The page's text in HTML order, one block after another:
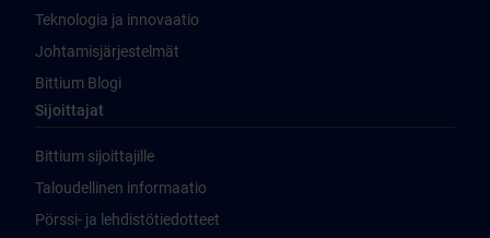
Teknologia ja innovaatio
Johtamisjärjestelmät
Bittium Blogi
Sijoittajat
Bittium sijoittajille
Taloudellinen informaatio
Pörssi- ja lehdistötiedotteet